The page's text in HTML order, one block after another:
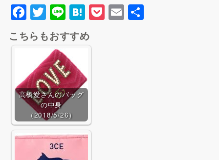
F
a
c
b
o
o
k
T
wi
tt
er
Li
n
e
H
at
e
a
P
o
E
m
共
こちらもおすすめ
高橋愛さんのバッグ
の中身
（2018/5/26）